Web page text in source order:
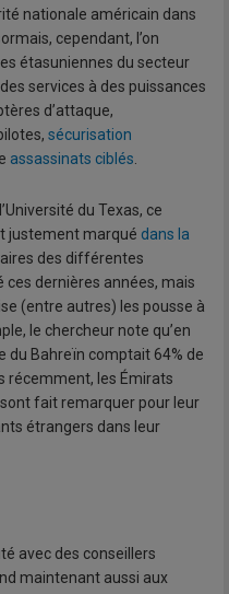
nationale américain dans
cependant, l’on
étasuniennes du secteur
services à des puissances
d’attaque,
sécurisation
assassinats ciblés
du Texas, ce
justement marqué dans la
des différentes
dernières années, mais
(entre autres) les pousse à
le chercheur note qu’en
du Bahreïn comptait 64% de
récemment, les Émirats
fait remarquer pour leur
étrangers dans leur
avec des conseillers
maintenant aussi aux